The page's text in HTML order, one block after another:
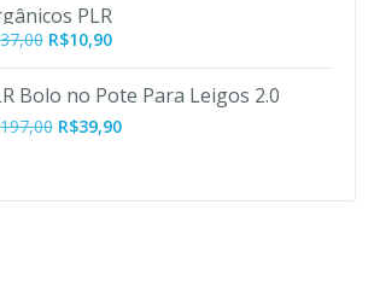
PLR
37,00 O
original
era:
R$37,00.
R$10,90O
atual
Bolo no Pote Para Leigos 2.0
197,00 O
R$39,90O